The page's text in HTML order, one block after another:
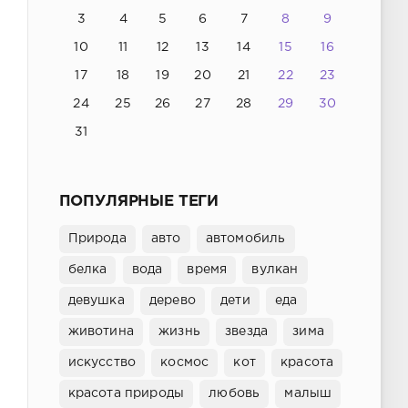
3 4 5 6 7 8 9
10 11 12 13 14 15 16
17 18 19 20 21 22 23
24 25 26 27 28 29 30
31
ПОПУЛЯРНЫЕ ТЕГИ
Природа авто автомобиль
белка вода время вулкан
девушка дерево дети еда
животина жизнь звезда зима
искусство космос кот красота
красота природы любовь малыш